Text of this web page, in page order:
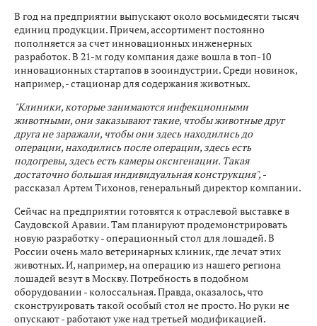
В год на предприятии выпускают около восьмидесяти тысяч
единиц продукции. Причем, ассортимент постоянно
пополняется за счет инновационных инженерных
разработок. В 21-м году компания даже вошла в топ-10
инновационных стартапов в зооиндустрии. Среди новинок,
например, - стационар для содержания животных.
"Клиники, которые занимаются инфекционными
животными, они заказывают такие, чтобы животные друг
друга не заражали, чтобы они здесь находились до
операции, находились после операции, здесь есть
подогревы, здесь есть камеры оксигенации. Такая
достаточно большая индивидуальная конструкция", -
рассказал Артем Тихонов, генеральный директор компании.
Сейчас на предприятии готовятся к отраслевой выставке в
Саудовской Аравии. Там планируют продемонстрировать
новую разработку - операционный стол для лошадей. В
России очень мало ветеринарных клиник, где лечат этих
животных. И, например, на операцию из нашего региона
лошадей везут в Москву. Потребность в подобном
оборудовании - колоссальная. Правда, оказалось, что
сконструировать такой особый стол не просто. Но руки не
опускают - работают уже над третьей модификацией.